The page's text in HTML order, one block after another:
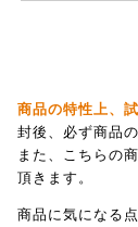
商品の特性上、
封後、必ず商品
また、こちらの
頂きます。
商品に気になる